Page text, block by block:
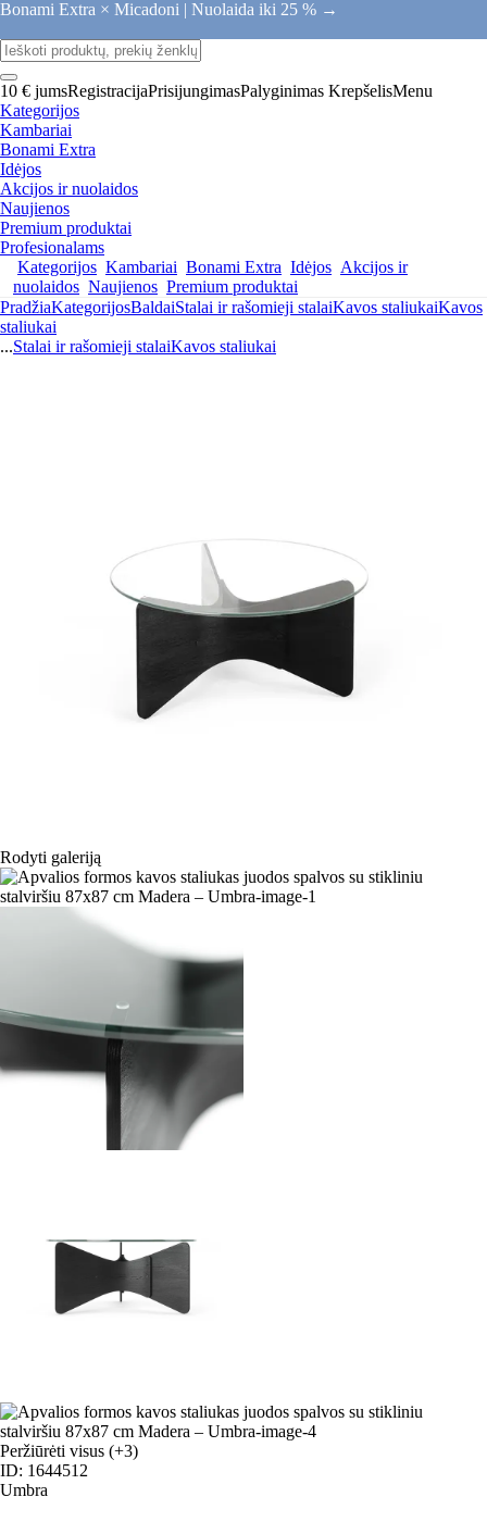
Bonami Extra × Micadoni | Nuolaida iki 25 % →
10 € jumsRegistracijaPrisijungimasPalyginimas KrepšelisMenu
Kategorijos
Kambariai
Bonami Extra
Idėjos
Akcijos ir nuolaidos
Naujienos
Premium produktai
Profesionalams
Kategorijos Kambariai Bonami Extra Idėjos Akcijos ir
nuolaidos Naujienos Premium produktai
PradžiaKategorijosBaldaiStalai ir rašomieji stalaiKavos staliukaiKavos
staliukai
...Stalai ir rašomieji stalaiKavos staliukai
Rodyti galeriją
Peržiūrėti visus (+3)
ID: 1644512
Umbra